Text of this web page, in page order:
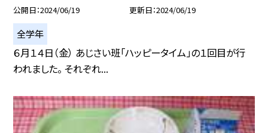
公開日 2024/06/19 更新日 2024/06/19
全学年
６月１４日（金） あじさい班「ハッピータイム」の１回目が行
われました。 それぞれ...